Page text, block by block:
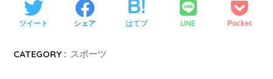
ツイート シェア はてブ LINE Pocket
CATEGORY : スポーツ